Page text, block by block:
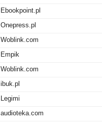
Ebookpoint.pl
Onepress.pl
Woblink.com
Empik
Woblink.com
ibuk.pl
Legimi
audioteka.com